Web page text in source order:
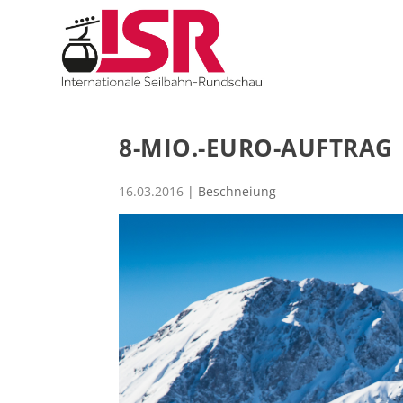
8-MIO.-EURO-AUFTRAG
16.03.2016 | Beschneiung